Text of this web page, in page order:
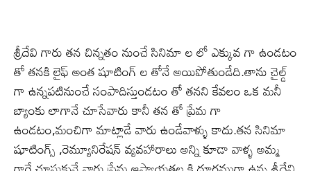
శ్రీదేవి గారు తన చిన్నతం నుంచే సినిమా ల లో ఎక్కువ గా ఉండటం
తో తనకి లైఫ్ అంత షూటింగ్ ల తోనే అయిపోతుండేది.తాను చైల్డ్
గా ఉన్నపటినుంచే సంపాదిస్తుండటం తో తనని కేవలం ఒక మనీ
బ్యాంకు లాగానే చూసేవారు కానీ తన తో ప్రేమ గా
ఉండటం,మంచిగా మాట్లాడే వారు ఉండేవాళ్ళు కాదు.తన సినిమా
షూటింగ్స్ ,రెమ్యూనిరేషన్ వ్యవహారాలు అన్ని కూడా వాళ్ళ అమ్మ